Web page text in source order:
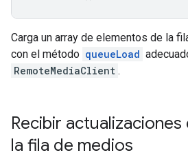
Carga un array de elementos de la
con el método queueLoad
RemoteMediaClient .
Recibir
la fila de medios